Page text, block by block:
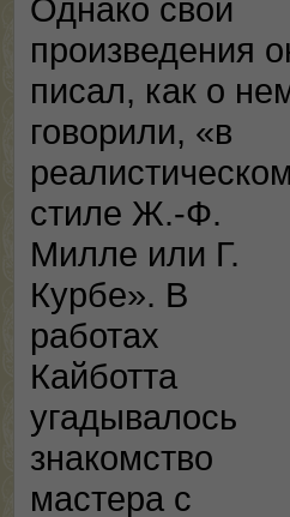
Однако свои
произведения
писал, как о
говорили, «в
реалистическом
стиле Ж.-Ф.
Милле или Г.
Курбе». В
работах
Кайботта
угадывалось
знакомство
мастера с